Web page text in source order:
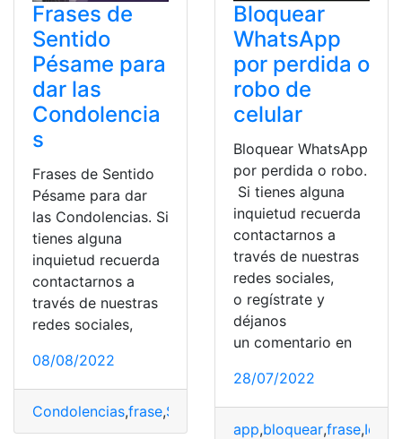
Frases de
Sentido
Pésame para
dar las
Condolencia
s
Frases de Sentido
Pésame para dar
las Condolencias. Si
tienes alguna
inquietud recuerda
contactarnos a
través de nuestras
redes sociales,
08/08/2022
Condolencias,frase,Sentido Pésame
Bloquear
WhatsApp
por perdida o
robo de
celular
Bloquear WhatsApp
por perdida o robo.
Si tienes alguna
inquietud recuerda
contactarnos a
través de nuestras
redes sociales,
o regístrate y
déjanos
un comentario en
28/07/2022
app,bloquear,frase,